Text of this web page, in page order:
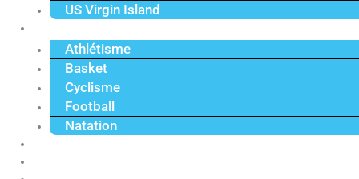
US Virgin Island
Athlétisme
Basket
Cyclisme
Football
Natation